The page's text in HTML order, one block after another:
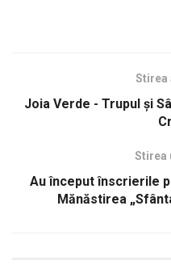
Stirea
Joia Verde - Trupul şi
Stirea
Au început înscrierile
Mănăstirea